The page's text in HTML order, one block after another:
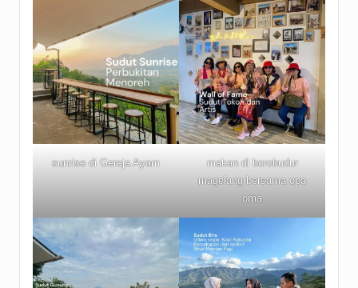
sunrise di Gereja Ayam
makan di borobudur
magelang bersama opa
oma